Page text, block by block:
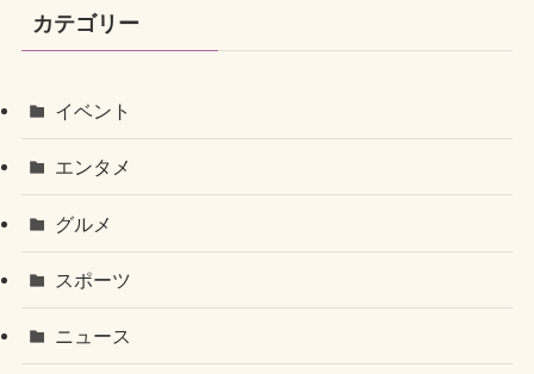
カテゴリー
イベント
エンタメ
グルメ
スポーツ
ニュース